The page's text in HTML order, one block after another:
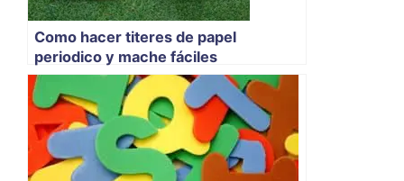
Como hacer titeres de papel
periodico y mache fáciles